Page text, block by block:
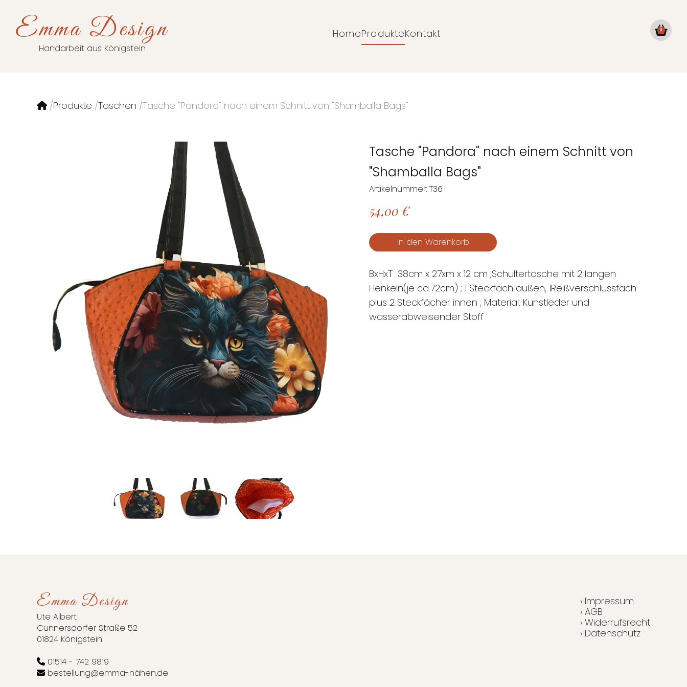
Emma Design
Handarbeit aus Königstein
Navigation
überspringen
HomeProdukteKontakt 0
Produkte Taschen Tasche "Pandora" nach einem Schnitt von "Shamballa Bags"
Tasche "Pandora" nach einem Schnitt von
"Shamballa Bags"
Artikelnummer: T36
54,00 €
BxHxT 38cm x 27xm x 12 cm ;Schultertasche mit 2 langen
Henkeln(je ca.72cm) ; 1 Steckfach außen, 1Reißverschlussfach
plus 2 Steckfächer innen ; Material: Kunstleder und
wasserabweisender Stoff
Emma Design
Ute Albert
Cunnersdorfer Straße 52
01824 Königstein
01514 - 742 9819
bestellung@emma-nähen.de
› Impressum
› AGB
› Widerrufsrecht
› Datenschutz